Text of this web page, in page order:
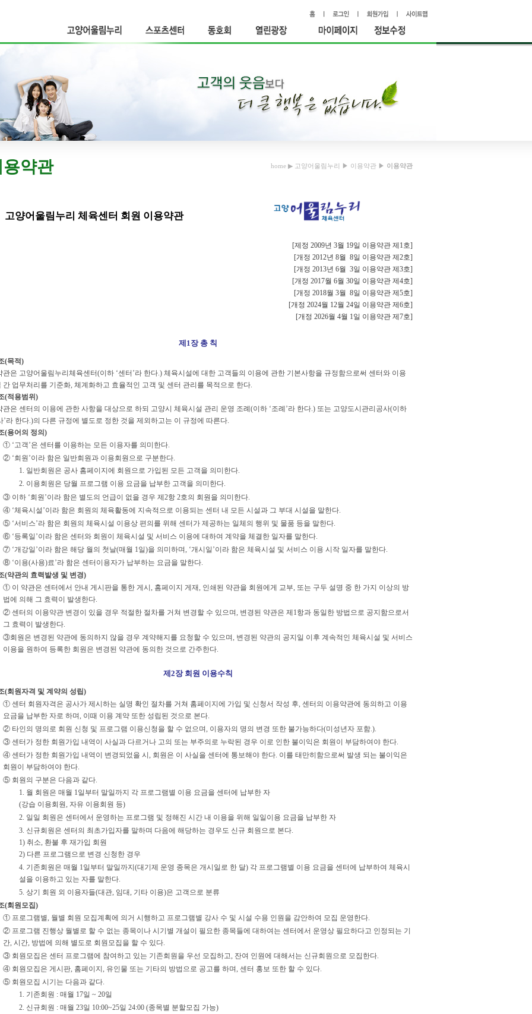
로그인 회원가입 사이트맵
고양어울림누리 스포츠센터 동호회 열린광장
마이페이
정보수정
용약관 home ▶ 고양어울림누리 ▶ 이용약관 ▶ 이용약관
고양어울림누리 체육센터 회원 이용약관
[제정 2009년 3월 19일 이용약관 제1호]
[개정 2012년 8월 8일 이용약관 제2호]
[개정 2013년 6월 3일 이용약관 제3호]
[개정 2017월 6월 30일 이용약관 제4호]
[개정 2018월 3월 8일 이용약관 제5호]
[개정 2024월 12월 24일 이용약관 제6호]
[개정 2026월 4월 1일 이용약관 제7호]
제1장 총 칙
(목적)
관은 고양어울림누리체육센터(이하 ‘센터’라 한다.) 체육시설에 대한 고객들의 이용에 관한 기본사항을 규정함으로써 센터와 이용
간 업무처리를 기준화, 체계화하고 효율적인 고객 및 센터 관리를 목적으로 한다.
(적용범위)
관은 센터의 이용에 관한 사항을 대상으로 하되 고양시 체육시설 관리 운영 조례(이하 ‘조례’라 한다.) 또는 고양도시관리공사(이하
’라 한다.)의 다른 규정에 별도로 정한 것을 제외하고는 이 규정에 따른다.
(용어의 정의)
① ‘고객’은 센터를 이용하는 모든 이용자를 의미한다.
② ‘회원’이라 함은 일반회원과 이용회원으로 구분한다.
1. 일반회원은 공사 홈페이지에 회원으로 가입된 모든 고객을 의미한다.
2. 이용회원은 당월 프로그램 이용 요금을 납부한 고객을 의미한다.
③ 이하 ‘회원’이라 함은 별도의 언급이 없을 경우 제2항 2호의 회원을 의미한다.
④ ‘체육시설’이라 함은 회원의 체육활동에 지속적으로 이용되는 센터 내 모든 시설과 그 부대 시설을 말한다.
⑤ ‘서비스’라 함은 회원의 체육시설 이용상 편의를 위해 센터가 제공하는 일체의 행위 및 물품 등을 말한다.
⑥ ‘등록일’이라 함은 센터와 회원이 체육시설 및 서비스 이용에 대하여 계약을 체결한 일자를 말한다.
⑦ ‘개강일’이라 함은 해당 월의 첫날(매월 1일)을 의미하며, ‘개시일’이라 함은 체육시설 및 서비스 이용 시작 일자를 말한다.
⑧ ‘이용(사용)료’라 함은 센터이용자가 납부하는 요금을 말한다.
(약관의 효력발생 및 변경)
① 이 약관은 센터에서 안내 게시판을 통한 게시, 홈페이지 게재, 인쇄된 약관을 회원에게 교부, 또는 구두 설명 중 한 가지 이상의 방
법에 의해 그 효력이 발생한다.
② 센터의 이용약관 변경이 있을 경우 적절한 절차를 거쳐 변경할 수 있으며, 변경된 약관은 제1항과 동일한 방법으로 공지함으로서
그 효력이 발생한다.
③회원은 변경된 약관에 동의하지 않을 경우 계약해지를 요청할 수 있으며, 변경된 약관의 공지일 이후 계속적인 체육시설 및 서비스
이용을 원하여 등록한 회원은 변경된 약관에 동의한 것으로 간주한다.
제2장 회원 이용수칙
(회원자격 및 계약의 성립)
① 센터 회원자격은 공사가 제시하는 실명 확인 절차를 거쳐 홈페이지에 가입 및 신청서 작성 후, 센터의 이용약관에 동의하고 이용
요금을 납부한 자로 하며, 이때 이용 계약 또한 성립된 것으로 본다.
② 타인의 명의로 회원 신청 및 프로그램 이용신청을 할 수 없으며, 이용자의 명의 변경 또한 불가능하다(미성년자 포함.).
③ 센터가 정한 회원가입 내역이 사실과 다르거나 고의 또는 부주의로 누락된 경우 이로 인한 불이익은 회원이 부담하여야 한다.
④ 센터가 정한 회원가입 내역이 변경되었을 시, 회원은 이 사실을 센터에 통보해야 한다. 이를 태만히함으로써 발생 되는 불이익은
회원이 부담하여야 한다.
⑤ 회원의 구분은 다음과 같다.
1. 월 회원은 매월 1일부터 말일까지 각 프로그램별 이용 요금을 센터에 납부한 자
(강습 이용회원, 자유 이용회원 등)
2. 일일 회원은 센터에서 운영하는 프로그램 및 정해진 시간 내 이용을 위해 일일이용 요금을 납부한 자
3. 신규회원은 센터의 최초가입자를 말하며 다음에 해당하는 경우도 신규 회원으로 본다.
1) 취소, 환불 후 재가입 회원
2) 다른 프로그램으로 변경 신청한 경우
4. 기존회원은 매월 1일부터 말일까지(대기제 운영 종목은 개시일로 한 달) 각 프로그램별 이용 요금을 센터에 납부하여 체육시
설을 이용하고 있는 자를 말한다.
5. 상기 회원 외 이용자들(대관, 임대, 기타 이용)은 고객으로 분류
(회원모집)
① 프로그램별, 월별 회원 모집계획에 의거 시행하고 프로그램별 강사 수 및 시설 수용 인원을 감안하여 모집 운영한다.
② 프로그램 진행상 월별로 할 수 없는 종목이나 시기별 개설이 필요한 종목들에 대하여는 센터에서 운영상 필요하다고 인정되는 기
간, 시간, 방법에 의해 별도로 회원모집을 할 수 있다.
③ 회원모집은 센터 프로그램에 참여하고 있는 기존회원을 우선 모집하고, 잔여 인원에 대해서는 신규회원으로 모집한다.
④ 회원모집은 게시판, 홈페이지, 유인물 또는 기타의 방법으로 공고를 하며, 센터 홍보 또한 할 수 있다.
⑤ 회원모집 시기는 다음과 같다.
1. 기존회원 : 매월 17일 ~ 20일
2. 신규회원 : 매월 23일 10:00~25일 24:00 (종목별 분할모집 가능)